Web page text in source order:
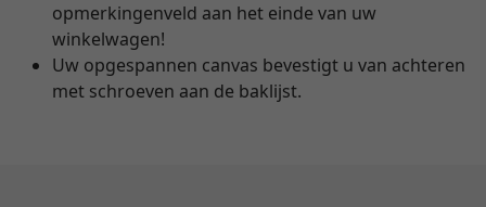
opmerkingenveld aan het einde van uw
winkelwagen!
Uw opgespannen canvas bevestigt u van achteren
met schroeven aan de baklijst.